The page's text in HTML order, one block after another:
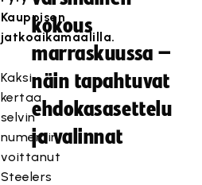
Kauppisen
jatkoaikamaalilla.
Kaksi
kertaa
selvin
numeroin
voittanut
Steelers
kokous
marraskuussa –
näin tapahtuvat
ehdokasasettelu
ja valinnat